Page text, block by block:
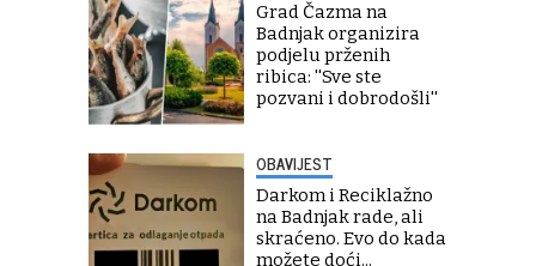
Grad Čazma na
Badnjak organizira
podjelu prženih
ribica: ''Sve ste
pozvani i dobrodošli''
OBAVIJEST
Darkom i Reciklažno
na Badnjak rade, ali
skraćeno. Evo do kada
možete doći...